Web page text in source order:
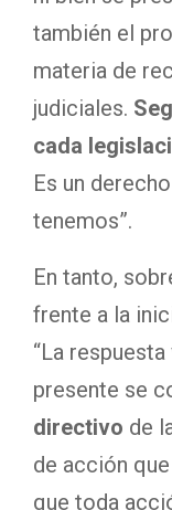
también el
materia de
judiciales.
cada
Es un
tenemos”.
En tanto,
frente a la
“La
presente se
directivo de
de acción que
que toda